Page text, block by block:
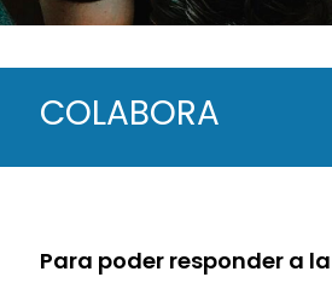
COLABORA
Para poder responder a